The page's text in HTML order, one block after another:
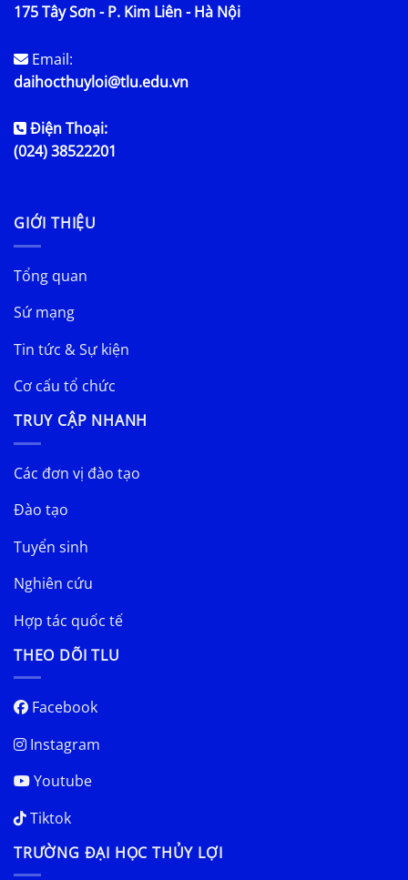
175 Tây Sơn - P. Kim Liên - Hà Nội
Email:
daihocthuyloi@tlu.edu.vn
Điện Thoại:
(024) 38522201
GIỚI THIỆU
Tổng quan
Sứ mạng
Tin tức & Sự kiện
Cơ cấu tổ chức
TRUY CẬP NHANH
Các đơn vị đào tạo
Đào tạo
Tuyển sinh
Nghiên cứu
Hợp tác quốc tế
THEO DÕI TLU
Facebook
Instagram
Youtube
Tiktok
TRƯỜNG ĐẠI HỌC THỦY LỢI